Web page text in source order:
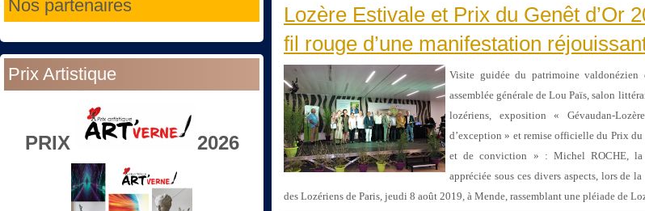
Nos partenaires
Prix Artistique
PRIX 2026
Lozère Estivale et Prix du Genêt d’Or
fil rouge d’une manifestation
Visite guidée du patrimoine valdonézien
assemblée générale de Lou Païs, salon
lozériens, exposition « Gévaudan-
d’exception » et remise officielle du Prix du
et de conviction » : Michel ROCHE, la
appréciée sous ces divers aspects, lors de
des Lozériens de Paris, jeudi 8 août 2019, à Mende, rassemblant une pléiade de